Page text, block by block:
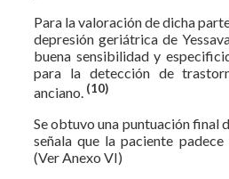
Para la valoración de dicha
depresión geriátrica de
buena sensibilidad y
para la detección de
anciano. (10)
Se obtuvo una puntuación final
señala que la paciente padece
(Ver Anexo VI)